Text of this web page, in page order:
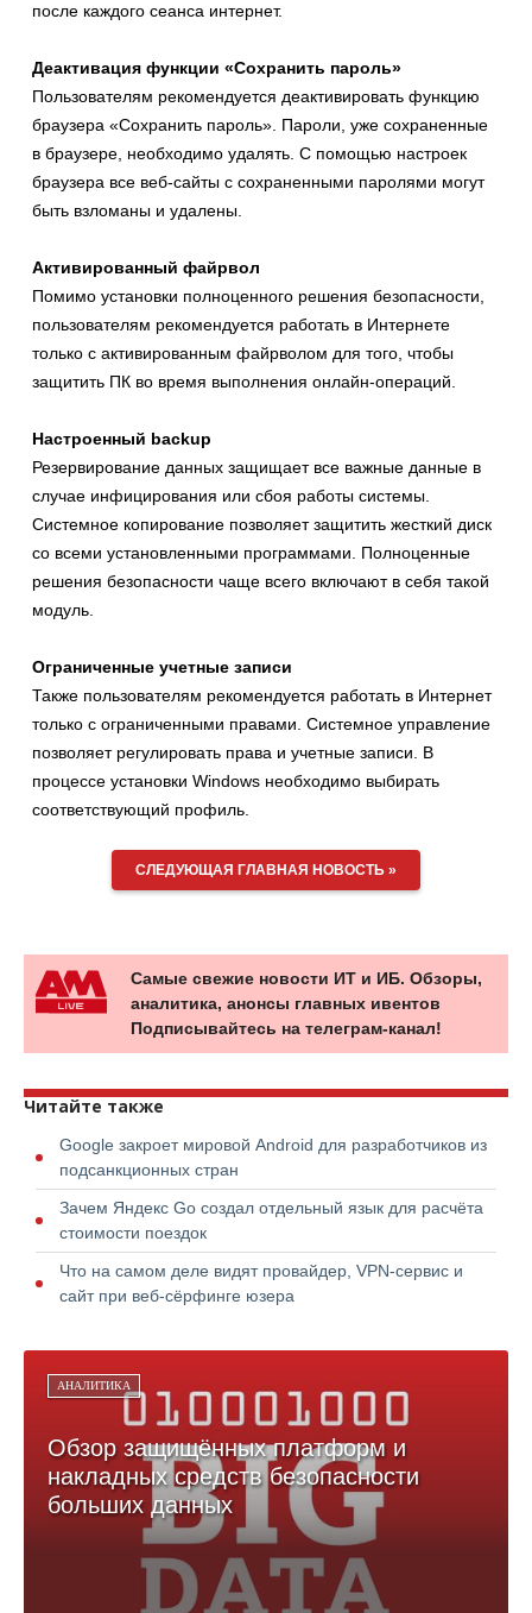
после каждого сеанса интернет.
Деактивация функции «Сохранить пароль»
Пользователям рекомендуется деактивировать функцию
браузера «Сохранить пароль». Пароли, уже сохраненные
в браузере, необходимо удалять. С помощью настроек
браузера все веб-сайты с сохраненными паролями могут
быть взломаны и удалены.
Активированный файрвол
Помимо установки полноценного решения безопасности,
пользователям рекомендуется работать в Интернете
только с активированным файрволом для того, чтобы
защитить ПК во время выполнения онлайн-операций.
Настроенный backup
Резервирование данных защищает все важные данные в
случае инфицирования или сбоя работы системы.
Системное копирование позволяет защитить жесткий диск
со всеми установленными программами. Полноценные
решения безопасности чаще всего включают в себя такой
модуль.
Ограниченные учетные записи
Также пользователям рекомендуется работать в Интернет
только с ограниченными правами. Системное управление
позволяет регулировать права и учетные записи. В
процессе установки Windows необходимо выбирать
соответствующий профиль.
СЛЕДУЮЩАЯ ГЛАВНАЯ НОВОСТЬ »
Самые свежие новости ИТ и ИБ. Обзоры,
аналитика, анонсы главных ивентов
Подписывайтесь на телеграм-канал!
Читайте также
Google закроет мировой Android для разработчиков из
подсанкционных стран
Зачем Яндекс Go создал отдельный язык для расчёта
стоимости поездок
Что на самом деле видят провайдер, VPN-сервис и
сайт при веб-сёрфинге юзера
АНАЛИТИКА
Обзор защищённых платформ и
накладных средств безопасности
больших данных